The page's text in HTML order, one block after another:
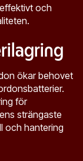
och
ökar behovet
för
strängaste
och hantering